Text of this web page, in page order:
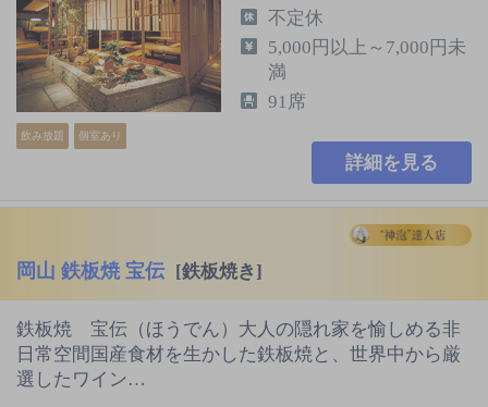
飲み放題 個室あり
不定休
5,000円以上～7,000円未
満
91席
詳細を見る
岡山 鉄板焼 宝伝 [鉄板焼き]
鉄板焼 宝伝（ほうでん）大人の隠れ家を愉しめる非
日常空間国産食材を生かした鉄板焼と、世界中から厳
選したワイン…